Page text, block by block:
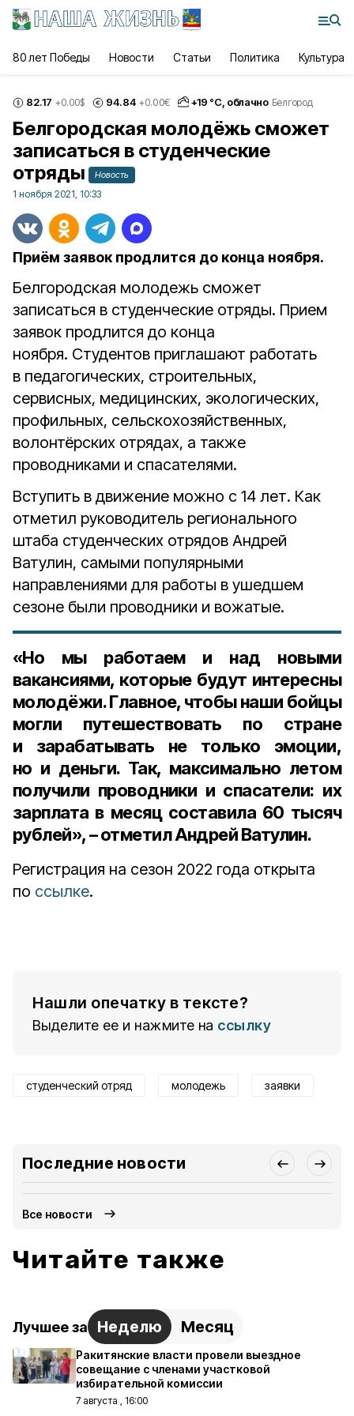
80 лет Победы Новости Статьи Политика Культура
82.17 +0.00$ 94.84 +0.00€ +19 °С, облачно Белгород
Белгородская молодёжь сможет
записаться в студенческие
отряды
Новость
1 ноября 2021, 10:33
Приём заявок продлится до конца ноября.
Белгородская молодежь сможет
записаться в студенческие отряды. Прием
заявок продлится до конца
ноября. Студентов приглашают работать
в педагогических, строительных,
сервисных, медицинских, экологических,
профильных, сельскохозяйственных,
волонтёрских отрядах, а также
проводниками и спасателями.
Вступить в движение можно с 14 лет. Как
отметил руководитель регионального
штаба студенческих отрядов Андрей
Ватулин, самыми популярными
направлениями для работы в ушедшем
сезоне были проводники и вожатые.
«Но мы работаем и над новыми
вакансиями, которые будут интересны
молодёжи. Главное, чтобы наши бойцы
могли путешествовать по стране
и зарабатывать не только эмоции,
но и деньги. Так, максимально летом
получили проводники и спасатели: их
зарплата в месяц составила 60 тысяч
рублей», – отметил Андрей Ватулин.
Регистрация на сезон 2022 года открыта
по ссылке.
Нашли опечатку в тексте?
Выделите ее и нажмите на ссылку
студенческий отряд молодежь заявки
Последние новости
Все новости
Читайте также
Лучшее за Неделю Месяц
Ракитянские власти провели выездное
совещание с членами участковой
избирательной комиссии
7 августа , 16:00